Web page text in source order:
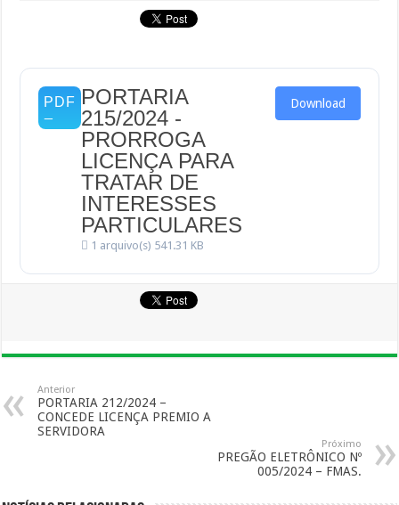
PORTARIA
215/2024 -
PRORROGA
LICENÇA PARA
TRATAR DE
INTERESSES
PARTICULARES
1 arquivo(s) 541.31 KB
Download
Anterior
PORTARIA 212/2024 –
CONCEDE LICENÇA PREMIO A
SERVIDORA
Próximo
PREGÃO ELETRÔNICO Nº
005/2024 – FMAS.